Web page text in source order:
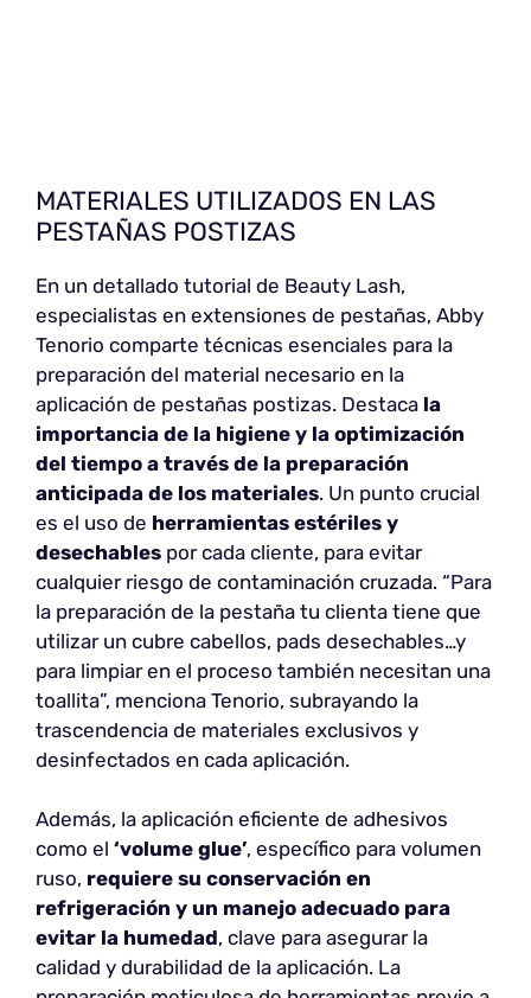
MATERIALES UTILIZADOS EN LAS
PESTAÑAS POSTIZAS
En un detallado tutorial de Beauty Lash,
especialistas en extensiones de pestañas, Abby
Tenorio comparte técnicas esenciales para la
preparación del material necesario en la
aplicación de pestañas postizas. Destaca la
importancia de la higiene y la optimización
del tiempo a través de la preparación
anticipada de los materiales. Un punto crucial
es el uso de herramientas estériles y
desechables por cada cliente, para evitar
cualquier riesgo de contaminación cruzada. “Para
la preparación de la pestaña tu clienta tiene que
utilizar un cubre cabellos, pads desechables…y
para limpiar en el proceso también necesitan una
toallita”, menciona Tenorio, subrayando la
trascendencia de materiales exclusivos y
desinfectados en cada aplicación.
Además, la aplicación eficiente de adhesivos
como el ‘volume glue’, específico para volumen
ruso, requiere su conservación en
refrigeración y un manejo adecuado para
evitar la humedad, clave para asegurar la
calidad y durabilidad de la aplicación. La